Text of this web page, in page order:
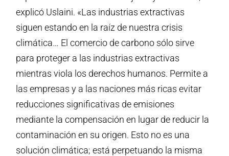
explicó Uslaini. «Las industrias extractivas
siguen estando en la raíz de nuestra crisis
climática… El comercio de carbono sólo sirve
para proteger a las industrias extractivas
mientras viola los derechos humanos. Permite a
las empresas y a las naciones más ricas evitar
reducciones significativas de emisiones
mediante la compensación en lugar de reducir la
contaminación en su origen. Esto no es una
solución climática; está perpetuando la misma